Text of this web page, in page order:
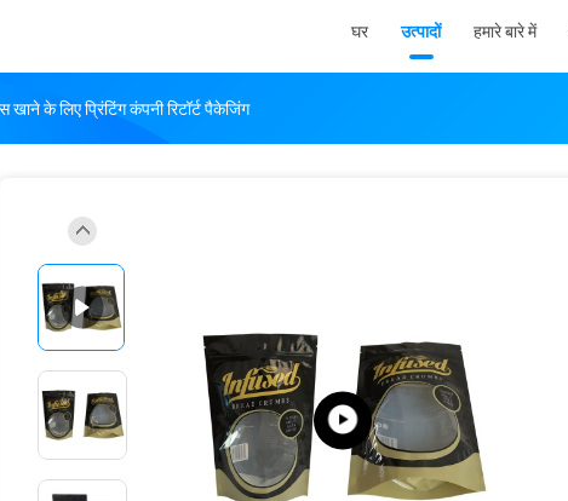
घर उत्पादों हमारे बारे में
खाने के लिए प्रिंटिंग कंपनी रिटॉर्ट पैकेजिंग